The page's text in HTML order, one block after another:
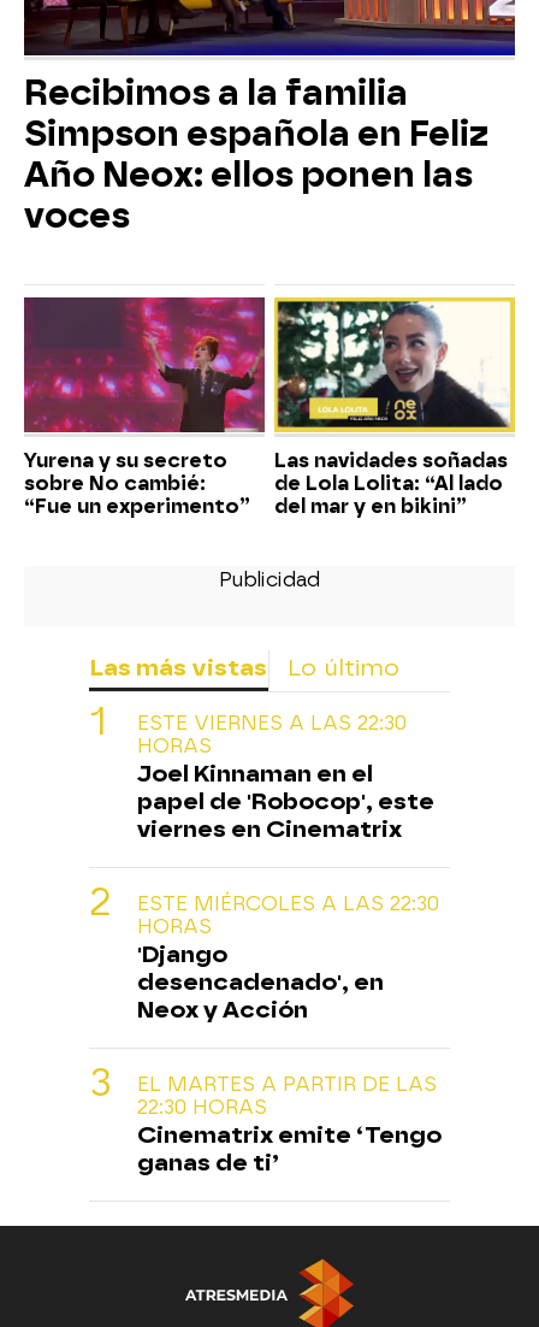
Recibimos a la familia
Simpson española en Feliz
Año Neox: ellos ponen las
voces
Yurena y su secreto
sobre No cambié:
“Fue un experimento”
Las navidades soñadas
de Lola Lolita: “Al lado
del mar y en bikini”
Las más vistas Lo último
ESTE VIERNES A LAS 22:30
HORAS
Joel Kinnaman en el
papel de 'Robocop', este
viernes en Cinematrix
ESTE MIÉRCOLES A LAS 22:30
HORAS
'Django
desencadenado', en
Neox y Acción
EL MARTES A PARTIR DE LAS
22:30 HORAS
Cinematrix emite ‘Tengo
ganas de ti’